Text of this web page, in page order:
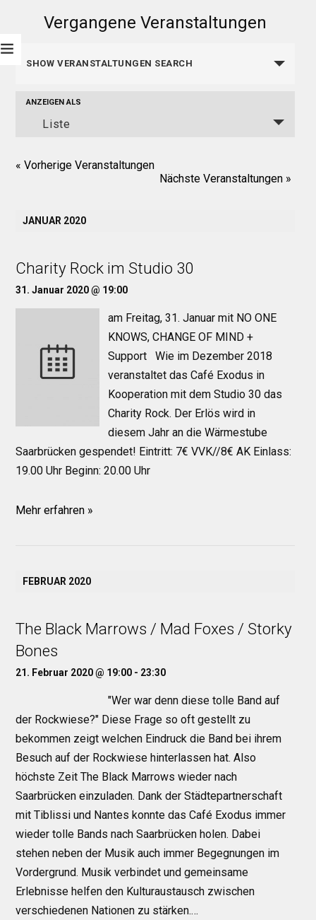
Vergangene Veranstaltungen
Veranstaltungen
Such-
und
Ansichtennavigation
SHOW VERANSTALTUNGEN SEARCH
Veranstaltung
ANZEIGEN ALS
Liste
« Vorherige Veranstaltungen
Nächste Veranstaltungen »
JANUAR 2020
Charity Rock im Studio 30
31. Januar 2020 @ 19:00
am Freitag, 31. Januar mit NO ONE
KNOWS, CHANGE OF MIND +
Support Wie im Dezember 2018
veranstaltet das Café Exodus in
Kooperation mit dem Studio 30 das
Charity Rock. Der Erlös wird in
diesem Jahr an die Wärmestube
Saarbrücken gespendet! Eintritt: 7€ VVK//8€ AK Einlass:
19.00 Uhr Beginn: 20.00 Uhr
Mehr erfahren »
FEBRUAR 2020
The Black Marrows / Mad Foxes / Storky
Bones
21. Februar 2020 @ 19:00 - 23:30
"Wer war denn diese tolle Band auf
der Rockwiese?" Diese Frage so oft gestellt zu
bekommen zeigt welchen Eindruck die Band bei ihrem
Besuch auf der Rockwiese hinterlassen hat. Also
höchste Zeit The Black Marrows wieder nach
Saarbrücken einzuladen. Dank der Städtepartnerschaft
mit Tiblissi und Nantes konnte das Café Exodus immer
wieder tolle Bands nach Saarbrücken holen. Dabei
stehen neben der Musik auch immer Begegnungen im
Vordergrund. Musik verbindet und gemeinsame
Erlebnisse helfen den Kulturaustausch zwischen
verschiedenen Nationen zu stärken.…